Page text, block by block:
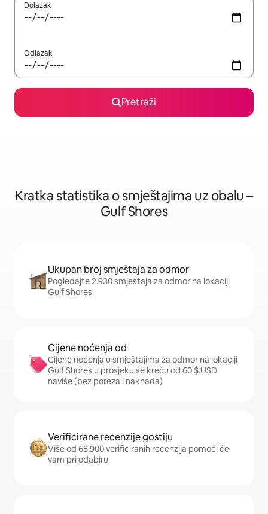
Dolazak
Odlazak
Pretraži
Kratka statistika o smještajima uz obalu –
Gulf Shores
Ukupan broj smještaja za odmor
Pogledajte 2.930 smještaja za odmor na lokaciji
Gulf Shores
Cijene noćenja od
Cijene noćenja u smještajima za odmor na lokaciji
Gulf Shores u prosjeku se kreću od 60 $ USD
naviše (bez poreza i naknada)
Verificirane recenzije gostiju
Više od 68.900 verificiranih recenzija pomoći će
vam pri odabiru